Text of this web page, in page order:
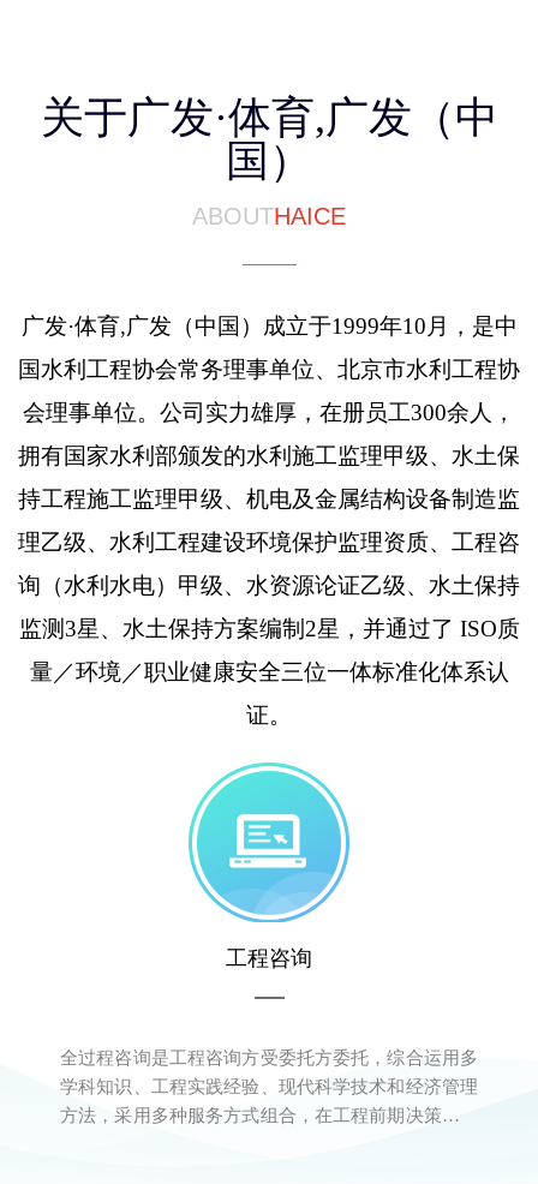
关于广发·体育,广发（中
国）
ABOUTHAICE
广发·体育,广发（中国）成立于1999年10月，是中
国水利工程协会常务理事单位、北京市水利工程协
会理事单位。公司实力雄厚，在册员工300余人，
拥有国家水利部颁发的水利施工监理甲级、水土保
持工程施工监理甲级、机电及金属结构设备制造监
理乙级、水利工程建设环境保护监理资质、工程咨
询（水利水电）甲级、水资源论证乙级、水土保持
监测3星、水土保持方案编制2星，并通过了 ISO质
量／环境／职业健康安全三位一体标准化体系认
证。
工程咨询
全过程咨询是工程咨询方受委托方委托，综合运用多
学科知识、工程实践经验、现代科学技术和经济管理
方法，采用多种服务方式组合，在工程前期决策、建